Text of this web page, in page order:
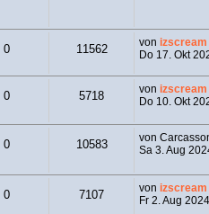
0 11562 von izscream
Do 17. Okt
0 5718 von izscream
Do 10. Okt
0 10583 von
Sa 3. Aug
0 7107 von izscream
Fr 2. Aug